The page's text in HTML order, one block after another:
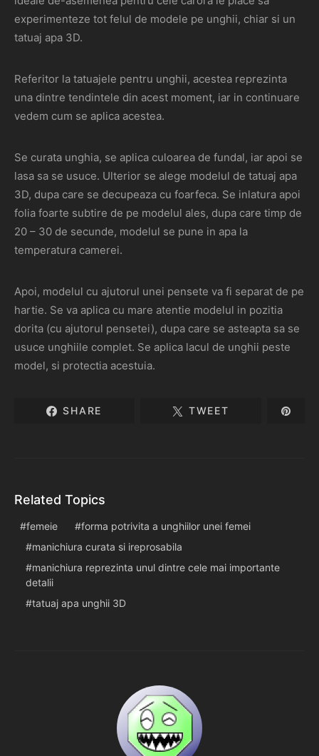
experimenteze tot felul de modele pe unghii, chiar si un
tatuaj apa 3D.
Referitor la tatuajele pentru unghii, acestea reprezinta
una dintre tendintele din acest moment, iar in continuare
vedem cum se aplica acestea.
Se curata unghia, se aplica culoarea de fundal, iar apoi se
lasa sa se usuce. Ulterior se alege modelul de tatuaj apa
3D, dupa care se decupeaza cu foarfeca. Se inlatura apoi
folia foarte subtire de pe modelul ales, dupa care timp de
20 – 30 de secunde, modelul se pune in apa la
temperatura camerei.
Apoi, modelul cu ajutorul unei pensete va fi separat de pe
hartie. Se va aplica cu mare atentie modelul in pozitia
dorita (cu ajutorul pensetei), dupa care se asteapta sa se
usuce unghiile complet. Se aplica lacul de unghii peste
model, si protectia acestuia.
SHARE TWEET
Related Topics
femeie
forma potrivita a unghiilor unei femei
manichiura curata si ireprosabila
manichiura reprezinta unul dintre cele mai importante
detalii
tatuaj apa unghii 3D